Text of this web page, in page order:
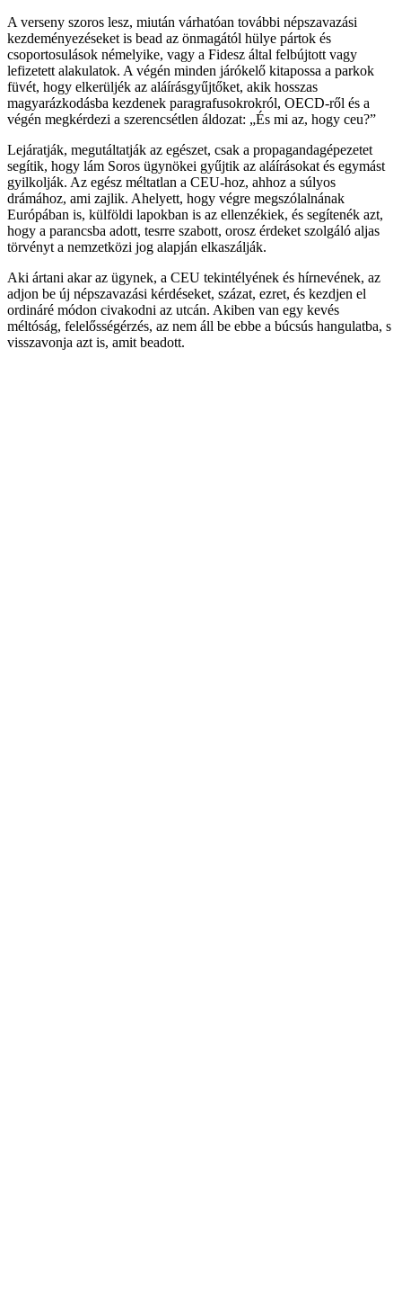
A verseny szoros lesz, miután várhatóan további népszavazási
kezdeményezéseket is bead az önmagától hülye pártok és
csoportosulások némelyike, vagy a Fidesz által felbújtott vagy
lefizetett alakulatok. A végén minden járókelő kitapossa a parkok
füvét, hogy elkerüljék az aláírásgyűjtőket, akik hosszas
magyarázkodásba kezdenek paragrafusokrokról, OECD-ről és a
végén megkérdezi a szerencsétlen áldozat: „És mi az, hogy ceu?”
Lejáratják, megutáltatják az egészet, csak a propagandagépezetet
segítik, hogy lám Soros ügynökei gyűjtik az aláírásokat és egymást
gyilkolják. Az egész méltatlan a CEU-hoz, ahhoz a súlyos
drámához, ami zajlik. Ahelyett, hogy végre megszólalnának
Európában is, külföldi lapokban is az ellenzékiek, és segítenék azt,
hogy a parancsba adott, tesrre szabott, orosz érdeket szolgáló aljas
törvényt a nemzetközi jog alapján elkaszálják.
Aki ártani akar az ügynek, a CEU tekintélyének és hírnevének, az
adjon be új népszavazási kérdéseket, százat, ezret, és kezdjen el
ordináré módon civakodni az utcán. Akiben van egy kevés
méltóság, felelősségérzés, az nem áll be ebbe a búcsús hangulatba, s
visszavonja azt is, amit beadott.